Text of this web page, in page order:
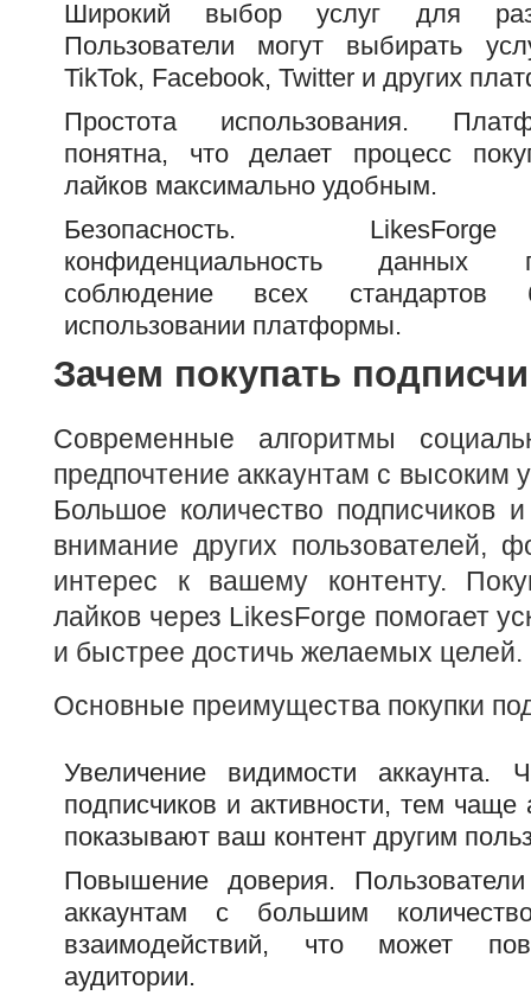
Широкий выбор услуг для
Пользователи могут выбирать
TikTok, Facebook, Twitter и других
Простота использования.
понятна, что делает процесс
лайков максимально удобным.
Безопасность.
конфиденциальность данных
соблюдение всех стандартов
использовании платформы.
Зачем покупать
Современные алгоритмы
предпочтение аккаунтам с высоким
Большое количество подписчиков
внимание других пользователей,
интерес к вашему контенту.
лайков через LikesForge помогает
и быстрее достичь желаемых целей.
Основные преимущества покупки
Увеличение видимости
подписчиков и активности, тем чаще
показывают ваш контент другим
Повышение доверия.
аккаунтам с большим
взаимодействий, что может
аудитории.